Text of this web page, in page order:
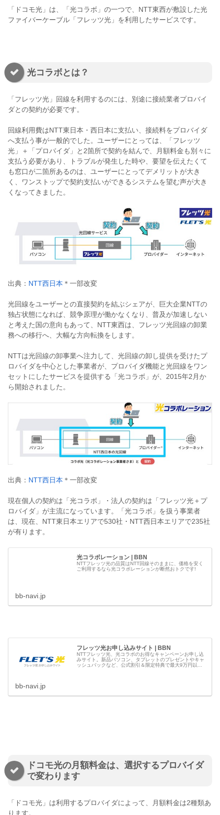
「ドコモ光」は、「光コラボ」の一つで、NTT東西が敷設した光
ファイバーケーブル「フレッツ光」を利用したサービスです。
光コラボとは？
「フレッツ光」回線を利用するのには、別途に接続業者プロバイ
ダとの契約が必要です。
回線利用費はNTT東日本・西日本に支払い、接続料をプロバイダ
へ支払う事が一般的でした。ユーザーにとっては、「フレッツ
光」＋「プロバイダ」と2箇所で契約を結んで、月額料金も別々に
支払う必要があり、トラブルが発生した時や、要望を伝えたくて
も窓口が二箇所あるのは、ユーザーにとってデメリットが大き
く、ワンストップで契約支払いができるシステムを望む声が大き
くなってきました。
出典： NTT西日本 ＊一部改変
光回線をユーザーとの直接契約を結ぶシェアが、巨大企業NTTの
独占状態になれば、競争原理が働かなくなり、普及が加速しない
と考えた国の意向もあって、NTT東西は、フレッツ光回線の卸業
務への移行へ、大幅な方向転換をします。
NTTは光回線の卸事業へ注力して、光回線の卸し提供を受けたプ
ロバイダを中心とした事業者が、プロバイダ機能と光回線をワン
セットにしたサービスを提供する「光コラボ」が、2015年2月か
ら開始されました。
出典： NTT西日本 ＊一部改変
現在個人の契約は「光コラボ」・法人の契約は「フレッツ光＋プ
ロバイダ」が主流になっています。「光コラボ」を扱う事業者
は、現在、NTT東日本エリアで530社・NTT西日本エリアで235社
が有ります。
光コラボレーション | BBN
NTTフレッツ光の品質はNTT回線そのままに、価格を安く
ご利用するなら光コラボレーションが断然おトクです!
bb-navi.jp
フレッツ光お申し込みサイト | BBN
NTTフレッツ光、光コラボのお得なキャンペーンお申し込
みサイト。新品パソコン、タブレットのプレゼントやキャ
ッシュバックなど、公式割引＆限定特典で最大9万円以上
bb-navi.jp
ドコモ光の月額料金は、選択するプロバイダ
で変わります
「ドコモ光」は利用するプロバイダによって、月額料金は2種類あ
ります。